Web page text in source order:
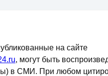
на сайте
, могут быть
в СМИ. При любом